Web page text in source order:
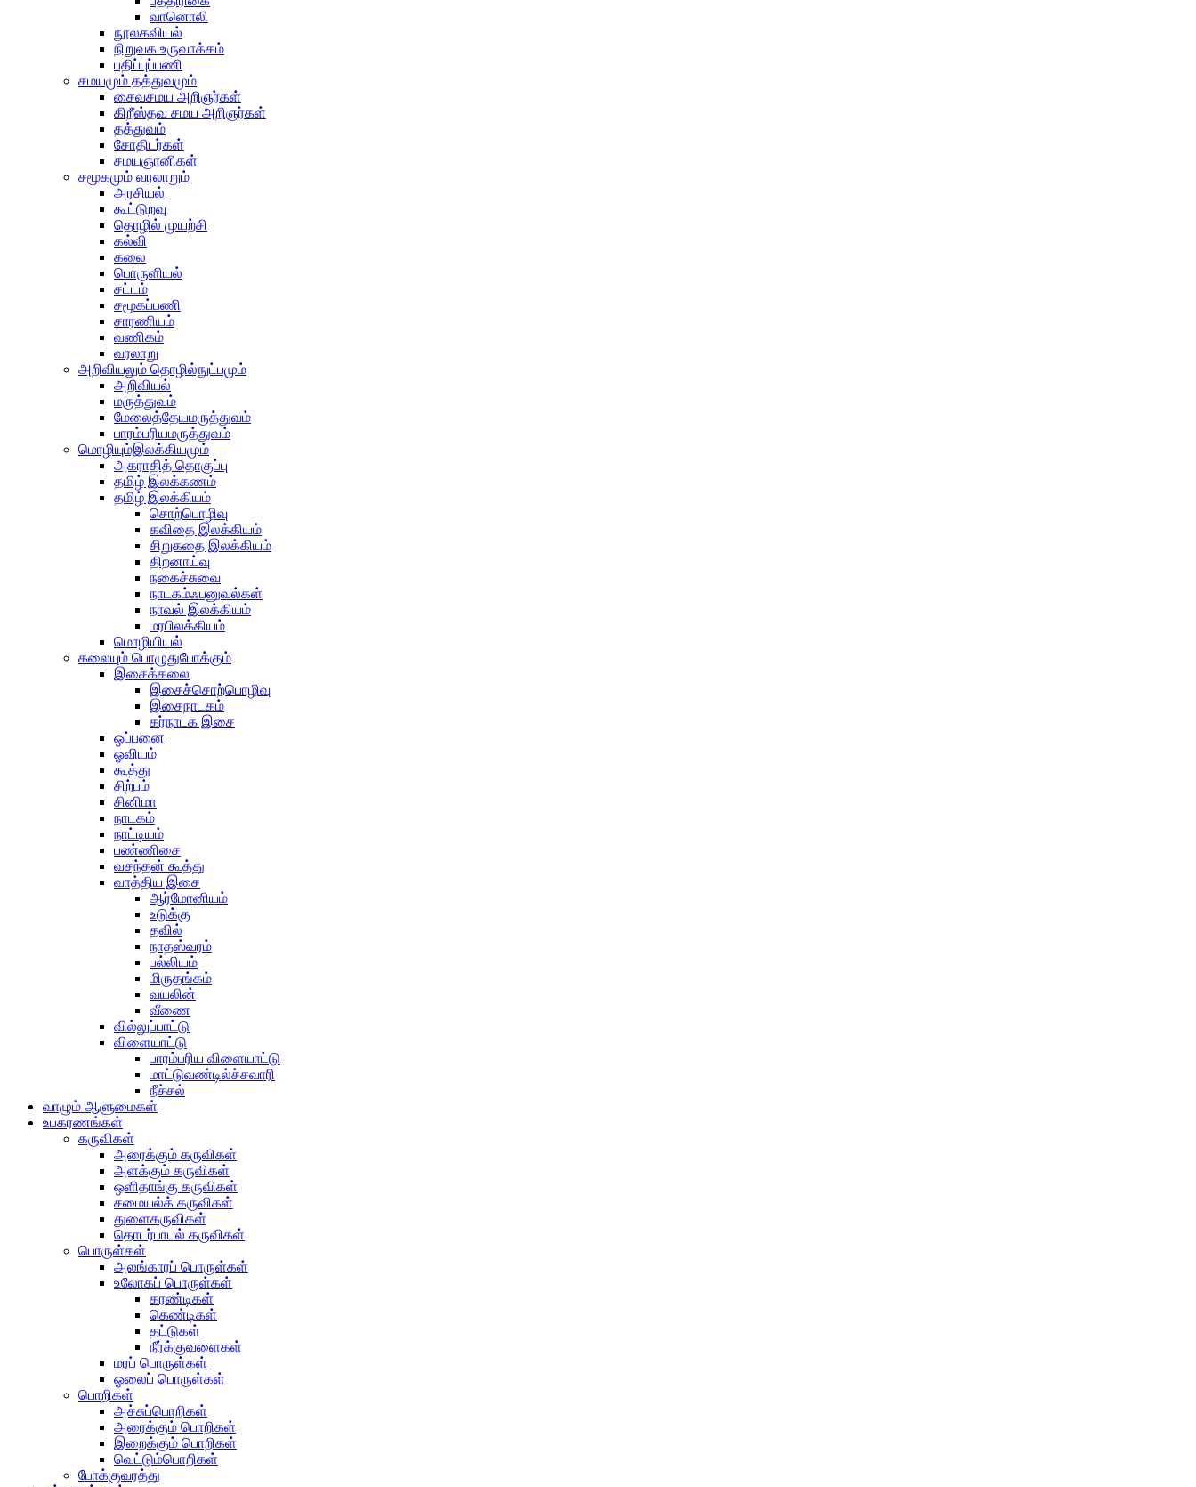
வானொலி
நூலகவியல்
நிறுவக உருவாக்கம்
பதிப்புப்பணி
சமயமும் தத்துவமும்
சைவசமய அறிஞர்கள்
கிறீஸ்தவ சமய அறிஞர்கள்
தத்துவம்
சோதிடர்கள்
சமயஞானிகள்
சமூகமும் வரலாறும்
அரசியல்
கூட்டுறவு
தொழில் முயற்சி
கல்வி
கலை
பொருளியல்
சட்டம்
சமூகப்பணி
சாரணியம்
வணிகம்
வரலாறு
அறிவியலும் தொழில்நுட்பமும்
அறிவியல்
மருத்துவம்
மேலைத்தேயமருத்துவம்
பாரம்பரியமருத்துவம்
மொழியும்இலக்கியமும்
அகராதித் தொகுப்பு
தமிழ் இலக்கணம்
தமிழ் இலக்கியம்
சொற்பொழிவு
கவிதை இலக்கியம்
சிறுகதை இலக்கியம்
திறனாய்வு
நகைச்சுவை
நாடகம்ஃபனுவல்கள்
நாவல் இலக்கியம்
மரபிலக்கியம்
மொழியியல்
கலையும் பொழுதுபோக்கும்
இசைக்கலை
இசைச்சொற்பொழிவு
இசைநாடகம்
கர்நாடக இசை
ஒப்பனை
ஓவியம்
கூத்து
சிற்பம்
சினிமா
நாடகம்
நாட்டியம்
பண்ணிசை
வசந்தன் கூத்து
வாத்திய இசை
ஆர்மோனியம்
உடுக்கு
தவில்
நாதஸ்வரம்
பல்லியம்
மிருதங்கம்
வயலின்
வீணை
வில்லுப்பாட்டு
விளையாட்டு
பாரம்பரிய விளையாட்டு
மாட்டுவண்டில்ச்சவாரி
நீச்சல்
வாழும் ஆளுமைகள்
உபகரணங்கள்
கருவிகள்
அரைக்கும் கருவிகள்
அளக்கும் கருவிகள்
ஒளிதாங்கு கருவிகள்
சமையல்க் கருவிகள்
துளைகருவிகள்
தொடர்பாடல் கருவிகள்
பொருள்கள்
அலங்காரப் பொருள்கள்
உலோகப் பொருள்கள்
கரண்டிகள்
கெண்டிகள்
தட்டுகள்
நீர்க்குவளைகள்
மரப் பொருள்கள்
ஓலைப் பொருள்கள்
பொறிகள்
அச்சுப்பொறிகள்
அரைக்கும் பொறிகள்
இறைக்கும் பொறிகள்
வெட்டும்பொறிகள்
போக்குவரத்து